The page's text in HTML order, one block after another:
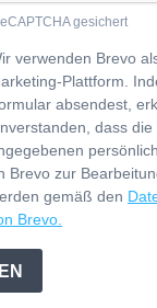
gesichert
verwenden Brevo
Plattform.
absendest,
dass die
Brevo zur
gemäß den
Brevo.